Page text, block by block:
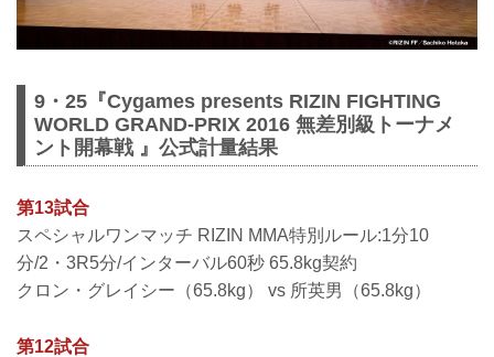
9・25『Cygames presents RIZIN FIGHTING
WORLD GRAND-PRIX 2016 無差別級トーナメ
ント開幕戦 』公式計量結果
第13試合
スペシャルワンマッチ RIZIN MMA特別ルール:1分10
分/2・3R5分/インターバル60秒 65.8kg契約
クロン・グレイシー（65.8kg） vs 所英男（65.8kg）
第12試合